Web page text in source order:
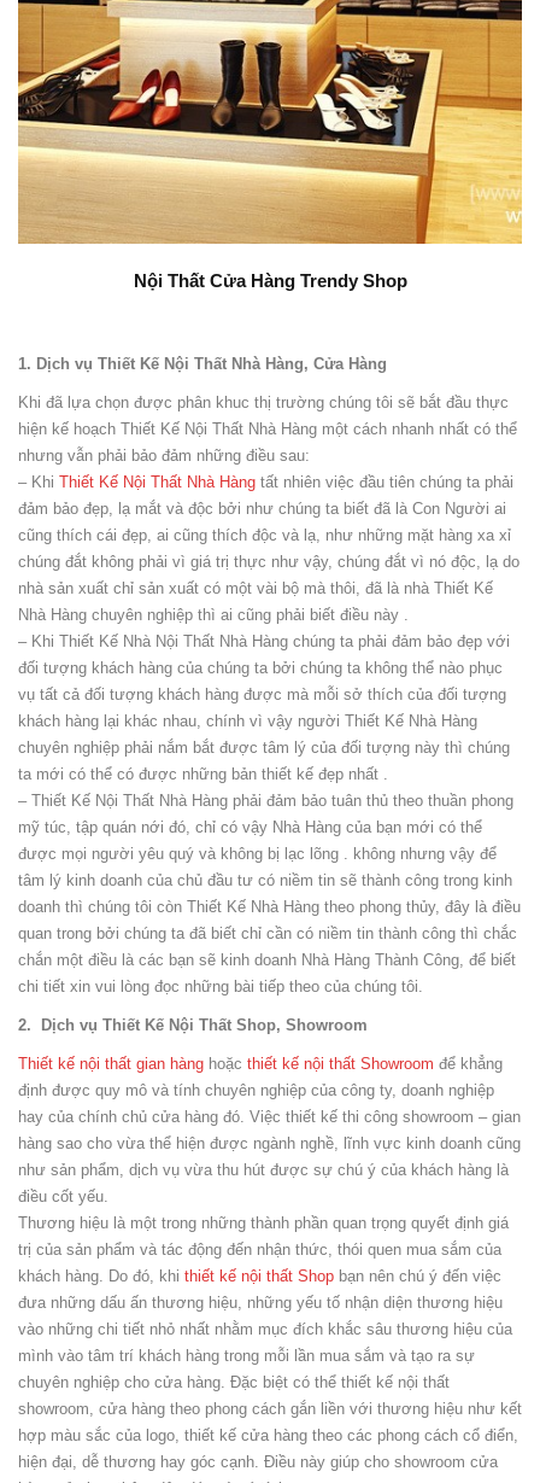
Nội Thất Cửa Hàng Trendy Shop
1. Dịch vụ Thiết Kế Nội Thất Nhà Hàng, Cửa Hàng
Khi đã lựa chọn được phân khuc thị trường chúng tôi sẽ bắt đầu thực
hiện kế hoạch Thiết Kế Nội Thất Nhà Hàng một cách nhanh nhất có thể
nhưng vẫn phải bảo đảm những điều sau:
– Khi Thiết Kế Nội Thất Nhà Hàng tất nhiên việc đầu tiên chúng ta phải
đảm bảo đẹp, lạ mắt và độc bởi như chúng ta biết đã là Con Người ai
cũng thích cái đẹp, ai cũng thích độc và lạ, như những mặt hàng xa xỉ
chúng đắt không phải vì giá trị thực như vậy, chúng đắt vì nó độc, lạ do
nhà sản xuất chỉ sản xuất có một vài bộ mà thôi, đã là nhà Thiết Kế
Nhà Hàng chuyên nghiệp thì ai cũng phải biết điều này .
– Khi Thiết Kế Nhà Nội Thất Nhà Hàng chúng ta phải đảm bảo đẹp với
đối tượng khách hàng của chúng ta bởi chúng ta không thể nào phục
vụ tất cả đối tượng khách hàng được mà mỗi sở thích của đối tượng
khách hàng lại khác nhau, chính vì vậy người Thiết Kế Nhà Hàng
chuyên nghiệp phải nắm bắt được tâm lý của đối tượng này thì chúng
ta mới có thể có được những bản thiết kế đẹp nhất .
– Thiết Kế Nội Thất Nhà Hàng phải đảm bảo tuân thủ theo thuần phong
mỹ túc, tập quán nới đó, chỉ có vậy Nhà Hàng của bạn mới có thể
được mọi người yêu quý và không bị lạc lõng . không nhưng vậy để
tâm lý kinh doanh của chủ đầu tư có niềm tin sẽ thành công trong kinh
doanh thì chúng tôi còn Thiết Kế Nhà Hàng theo phong thủy, đây là điều
quan trong bởi chúng ta đã biết chỉ cần có niềm tin thành công thì chắc
chắn một điều là các bạn sẽ kinh doanh Nhà Hàng Thành Công, để biết
chi tiết xin vui lòng đọc những bài tiếp theo của chúng tôi.
2. Dịch vụ Thiết Kế Nội Thất Shop, Showroom
Thiết kế nội thất gian hàng hoặc thiết kế nội thất Showroom để khẳng
định được quy mô và tính chuyên nghiệp của công ty, doanh nghiệp
hay của chính chủ cửa hàng đó. Việc thiết kế thi công showroom – gian
hàng sao cho vừa thể hiện được ngành nghề, lĩnh vực kinh doanh cũng
như sản phẩm, dịch vụ vừa thu hút được sự chú ý của khách hàng là
điều cốt yếu.
Thương hiệu là một trong những thành phần quan trọng quyết định giá
trị của sản phẩm và tác động đến nhận thức, thói quen mua sắm của
khách hàng. Do đó, khi thiết kế nội thất Shop bạn nên chú ý đến việc
đưa những dấu ấn thương hiệu, những yếu tố nhận diện thương hiệu
vào những chi tiết nhỏ nhất nhằm mục đích khắc sâu thương hiệu của
mình vào tâm trí khách hàng trong mỗi lần mua sắm và tạo ra sự
chuyên nghiệp cho cửa hàng. Đặc biệt có thể thiết kế nội thất
showroom, cửa hàng theo phong cách gắn liền với thương hiệu như kết
hợp màu sắc của logo, thiết kế cửa hàng theo các phong cách cổ điển,
hiện đại, dễ thương hay góc cạnh. Điều này giúp cho showroom cửa